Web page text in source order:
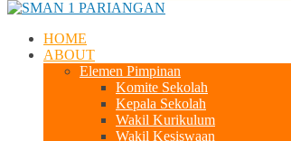
HOME
ABOUT
Elemen Pimpinan
Komite Sekolah
Kepala Sekolah
Wakil Kurikulum
Wakil Kesiswaan